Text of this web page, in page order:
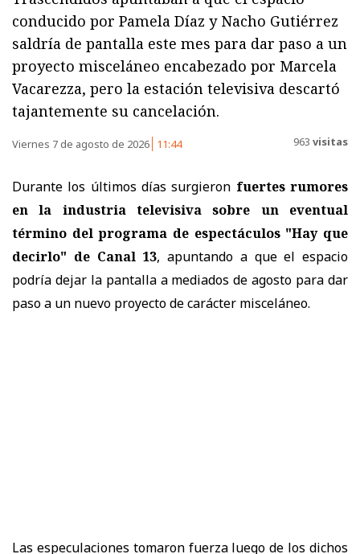
conducido por Pamela Díaz y Nacho Gutiérrez
saldría de pantalla este mes para dar paso a un
proyecto misceláneo encabezado por Marcela
Vacarezza, pero la estación televisiva descartó
tajantemente su cancelación.
Viernes 7 de agosto de 2026 11:44 963 visitas
Durante los últimos días surgieron fuertes rumores
en la industria televisiva sobre un eventual
término del programa de espectáculos "Hay que
decirlo" de Canal 13, apuntando a que el espacio
podría dejar la pantalla a mediados de agosto para dar
paso a un nuevo proyecto de carácter misceláneo.
Las especulaciones tomaron fuerza luego de los dichos